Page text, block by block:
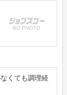
くても調理経